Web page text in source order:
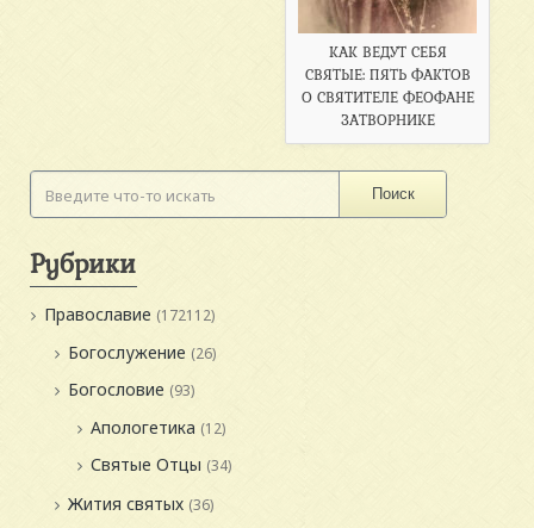
КАК ВЕДУТ СЕБЯ
СВЯТЫЕ: ПЯТЬ ФАКТОВ
О СВЯТИТЕЛЕ ФЕОФАНЕ
ЗАТВОРНИКЕ
Поиск
Рубрики
Православие (172112)
Богослужение (26)
Богословие (93)
Апологетика (12)
Святые Отцы (34)
Жития святых (36)